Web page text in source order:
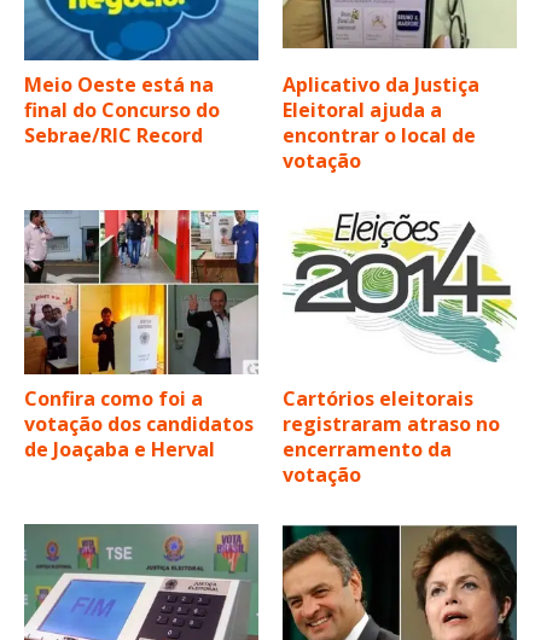
Meio Oeste está na
final do Concurso do
Sebrae/RIC Record
Aplicativo da Justiça
Eleitoral ajuda a
encontrar o local de
votação
Confira como foi a
votação dos candidatos
de Joaçaba e Herval
Cartórios eleitorais
registraram atraso no
encerramento da
votação